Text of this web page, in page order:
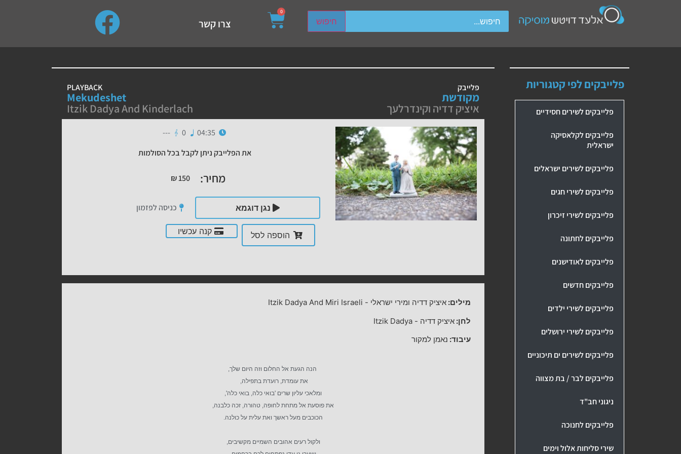
חיפוש
up and down arrows to review and enter to go to the desired page. Touch device users, explore by touch or with swipe gestures.
0
צרו קשר
פלייבקים לפי קטגוריות
פלייבקים לשירים חסידיים
פלייבקים לקלאסיקה
ישראלית
פלייבקים לשירים ישראלים
פלייבקים לשירי חגים
פלייבקים לשירי זיכרון
פלייבקים לחתונה
פלייבקים לאודישנים
פלייבקים חדשים
פלייבקים לשירי ילדים
פלייבקים לשירי ירושלים
פלייבקים לשירים ים תיכוניים
פלייבקים לבר / בת מצווה
ניגוני חב"ד
פלייבקים לחנוכה
שירי סליחות אלול וימים
פלייבק
מקודשת
איציק דדיה וקינדרלעך
PLAYBACK
Mekudeshet
Itzik Dadya And Kinderlach
04:35
0
---
את הפלייבק ניתן לקבל בכל הסולמות
מחיר: ₪150
נגן דוגמא כניסה לפזמון
הוספה לסל קנה עכשיו
מילים: איציק דדיה ומירי ישראלי -
Itzik Dadya And Miri Israeli
לחן: איציק דדיה -
Itzik Dadya
עיבוד: נאמן למקור
הנה הגעת אל החלום וזה היום שלך,
את עומדת, רועדת בתפילה,
ומלאכי עליון שרים 'בואי כלה, בואי כלה',
את פוסעת אל מתחת לחופה, טהורה, זכה כלבנה,
הכוכבים מעל ראשך ואת עלית על כולנה.
ולקול רעים אהובים השמיים מקשיבים,